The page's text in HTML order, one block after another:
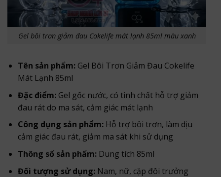
Gel bôi trơn giảm đau Cokelife mát lạnh 85ml màu xanh
Tên sản phẩm:Gel Bôi Trơn Giảm Đau Cokelife
Mát Lạnh 85ml
Đặc điểm:Gel gốc nước, có tinh chất hỗ trợ giảm
đau rát do ma sát, cảm giác mát lạnh
Công dụng sản phẩm:Hỗ trợ bôi trơn, làm dịu
cảm giác đau rát, giảm ma sát khi sử dụng
Thông số sản phẩm:Dung tích 85ml
Đối tượng sử dụng:Nam, nữ, cặp đôi trưởng